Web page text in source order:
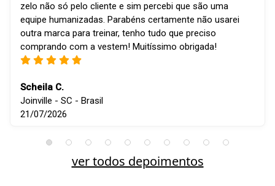
zelo não só pelo cliente e sim percebi que são uma
equipe humanizadas. Parabéns certamente não usarei
outra marca para treinar, tenho tudo que preciso
comprando com a vestem! Muitíssimo obrigada!
Scheila C.
Joinville - SC - Brasil
21/07/2026
ver todos depoimentos